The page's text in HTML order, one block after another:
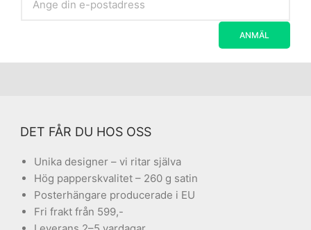
DET FÅR DU HOS OSS
Unika designer – vi ritar själva
Hög papperskvalitet – 260 g satin
Posterhängare producerade i EU
Fri frakt från 599,-